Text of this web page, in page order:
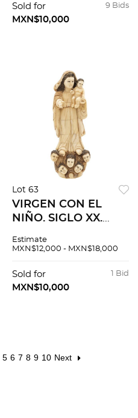
sobre placa de MDF
ebonizada.
9 Bids
Sold for
MXN$10,000
Lot 63
VIRGEN CON EL
NIÑO. SIGLO XX.
madera emplacada
detalles entintados.
Estimate
MXN$12,000 - MXN$18,000
1 Bid
Sold for
MXN$10,000
5 6 7 8 9 10 Next